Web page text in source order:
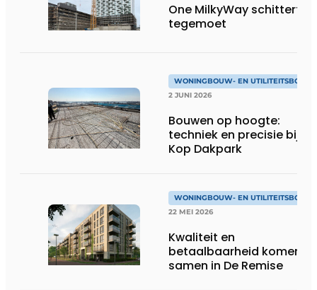
One MilkyWay schittert je
tegemoet
WONINGBOUW- EN UTILITEITSBOUW
2 JUNI 2026
Bouwen op hoogte:
techniek en precisie bij
Kop Dakpark
WONINGBOUW- EN UTILITEITSBOUW
22 MEI 2026
Kwaliteit en
betaalbaarheid komen
samen in De Remise